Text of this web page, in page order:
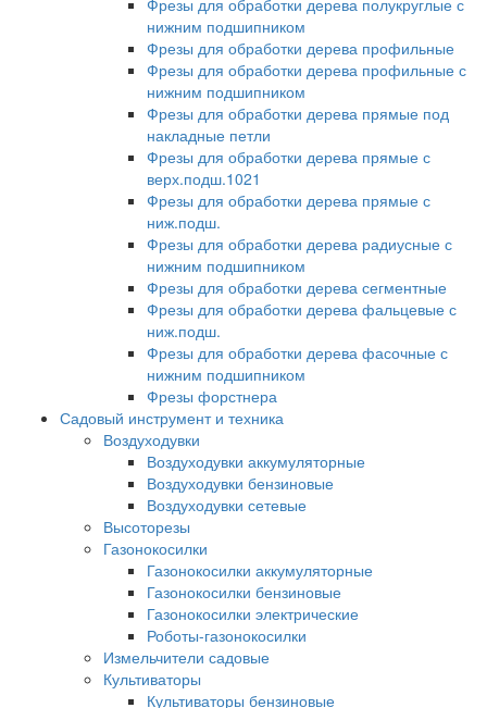
Фрезы для обработки дерева полукруглые с
нижним подшипником
Фрезы для обработки дерева профильные
Фрезы для обработки дерева профильные с
нижним подшипником
Фрезы для обработки дерева прямые под
накладные петли
Фрезы для обработки дерева прямые с
верх.подш.1021
Фрезы для обработки дерева прямые с
ниж.подш.
Фрезы для обработки дерева радиусные с
нижним подшипником
Фрезы для обработки дерева сегментные
Фрезы для обработки дерева фальцевые с
ниж.подш.
Фрезы для обработки дерева фасочные с
нижним подшипником
Фрезы форстнера
Садовый инструмент и техника
Воздуходувки
Воздуходувки аккумуляторные
Воздуходувки бензиновые
Воздуходувки сетевые
Высоторезы
Газонокосилки
Газонокосилки аккумуляторные
Газонокосилки бензиновые
Газонокосилки электрические
Роботы-газонокосилки
Измельчители садовые
Культиваторы
Культиваторы бензиновые